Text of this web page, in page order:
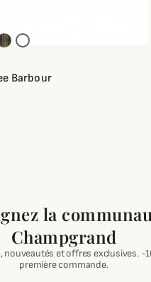
Barbour
la
Champgrand
nouveautés et offres exclusives. -
première commande.